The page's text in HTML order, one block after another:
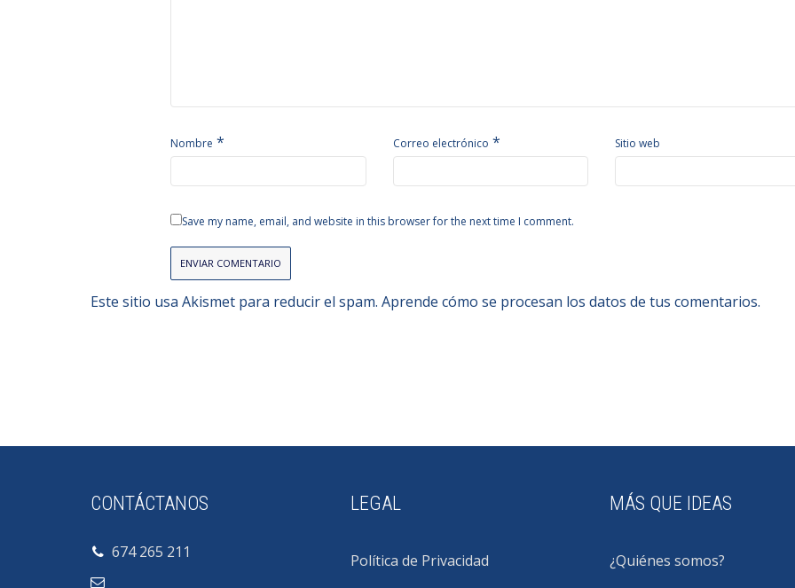
Nombre * Correo electrónico * Sitio web
Save my name, email, and website in this browser for the next time I comment.
Este sitio usa Akismet para reducir el spam. Aprende cómo se procesan los datos de tus comentarios.
CONTÁCTANOS
674 265 211
LEGAL
Política de Privacidad
MÁS QUE IDEAS
¿Quiénes somos?